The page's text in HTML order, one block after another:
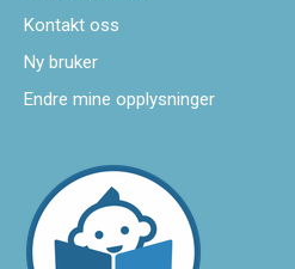
Kontakt oss
Ny bruker
Endre mine opplysninger